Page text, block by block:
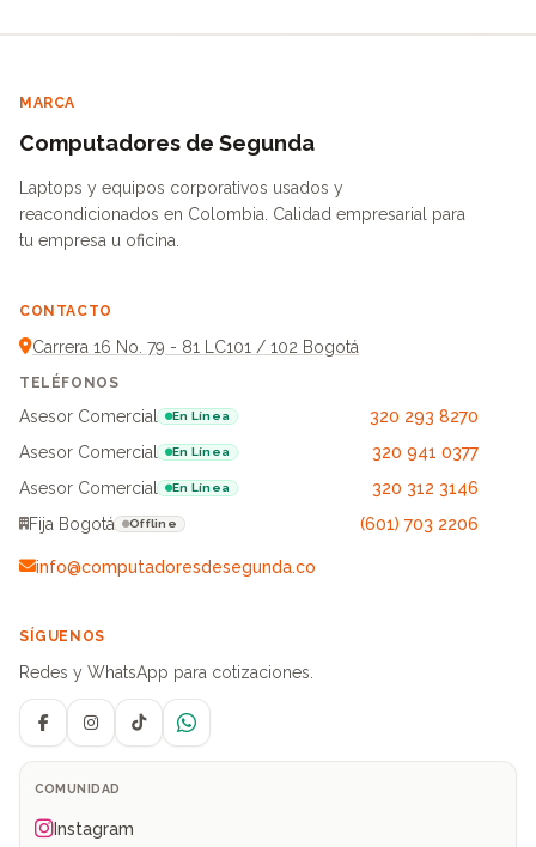
MARCA
Computadores de Segunda
Laptops y equipos corporativos usados y
reacondicionados en Colombia. Calidad empresarial para
tu empresa u oficina.
CONTACTO
Carrera 16 No. 79 - 81 LC101 / 102 Bogotá
TELÉFONOS
Asesor Comercial En Línea
320 293 8270
Asesor Comercial
En Línea
320 941 0377
Asesor Comercial
En Línea
320 312 3146
Fija Bogotá
Offline (601) 703 2206
info@computadoresdesegunda.co
SÍGUENOS
Redes y WhatsApp para cotizaciones.
FacebookInstagramTikTokWhatsApp
COMUNIDAD
Instagram